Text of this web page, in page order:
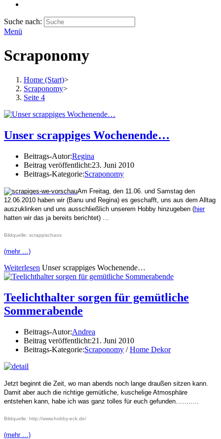
Suche nach:
Menü
Scraponomy
Home (Start)>
Scraponomy>
Seite 4
Unser scrappiges Wochenende…
Beitrags-Autor:Regina
Beitrag veröffentlicht:23. Juni 2010
Beitrags-Kategorie:Scraponomy
Am Freitag, den 11.06. und Samstag den
12.06.2010 haben wir (Banu und Regina) es geschafft, uns aus dem Alltag
auszuklinken und uns ausschließlich unserem Hobby hinzugeben (hier
hatten wir das ja bereits berichtet) …
Bildquelle: scrappischaos
(mehr …)
Weiterlesen Unser scrappiges Wochenende…
Teelichthalter sorgen für gemütliche
Sommerabende
Beitrags-Autor:Andrea
Beitrag veröffentlicht:21. Juni 2010
Beitrags-Kategorie:Scraponomy / Home Dekor
Jetzt beginnt die Zeit, wo man abends noch lange draußen sitzen kann.
Damit aber auch die richtige gemütliche, kuschelige Atmosphäre
entstehen kann, habe ich was ganz tolles für euch gefunden………..
Bildquelle: http://www.hobby-eck.de/
(mehr …)